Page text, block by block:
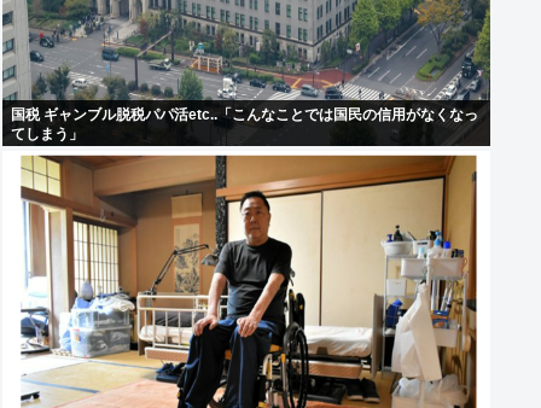
国税 ギャンブル脱税パパ活etc..「こんなことでは国民の信用がなくなっ
てしまう」